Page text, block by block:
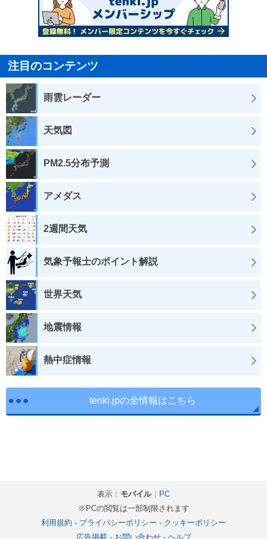
注目のコンテンツ
雨雲レーダー
天気図
PM2.5分布予測
アメダス
2週間天気
気象予報士のポイント解説
世界天気
地震情報
熱中症情報
tenki.jpの全情報はこちら
表示： モバイル｜
PC
※PCの閲覧は一部制限されます
利用規約 - プライバシーポリシー - クッキーポリシー
広告掲載- お問い合わせ- ヘルプ